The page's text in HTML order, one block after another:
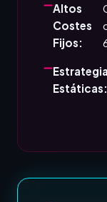
Altos
Costes
Fijos:
Estáticas: